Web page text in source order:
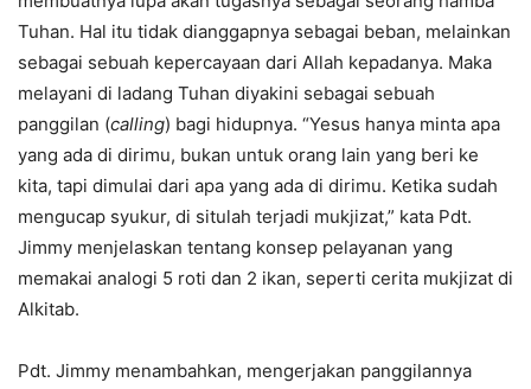
Tuhan. Hal itu tidak dianggapnya sebagai beban, melainkan
sebagai sebuah kepercayaan dari Allah kepadanya. Maka
melayani di ladang Tuhan diyakini sebagai sebuah
panggilan (calling) bagi hidupnya. “Yesus hanya minta apa
yang ada di dirimu, bukan untuk orang lain yang beri ke
kita, tapi dimulai dari apa yang ada di dirimu. Ketika sudah
mengucap syukur, di situlah terjadi mukjizat,” kata Pdt.
Jimmy menjelaskan tentang konsep pelayanan yang
memakai analogi 5 roti dan 2 ikan, seperti cerita mukjizat di
Alkitab.
Pdt. Jimmy menambahkan, mengerjakan panggilannya